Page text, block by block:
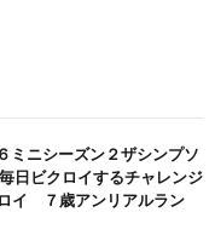
ミニシーズン２ザシンプソ
日ビクロイするチャレンジ
イ ７歳アンリアルラン